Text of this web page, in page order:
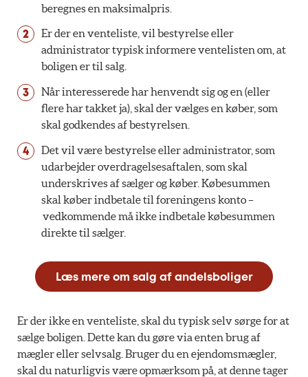
beregnes en maksimalpris.
Er der en venteliste, vil bestyrelse eller
administrator typisk informere ventelisten om, at
boligen er til salg.
Når interesserede har henvendt sig og en (eller
flere har takket ja), skal der vælges en køber, som
skal godkendes af bestyrelsen.
Det vil være bestyrelse eller administrator, som
udarbejder overdragelsesaftalen, som skal
underskrives af sælger og køber. Købesummen
skal køber indbetale til foreningens konto –
vedkommende må ikke indbetale købesummen
direkte til sælger.
Læs mere om salg af andelsboliger
Er der ikke en venteliste, skal du typisk selv sørge for at
sælge boligen. Dette kan du gøre via enten brug af
mægler eller selvsalg. Bruger du en ejendomsmægler,
skal du naturligvis være opmærksom på, at denne tager